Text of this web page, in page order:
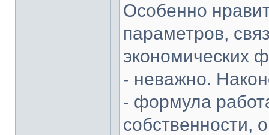
Особенно
параметров,
экономических
- неважно.
- формула
собственности,